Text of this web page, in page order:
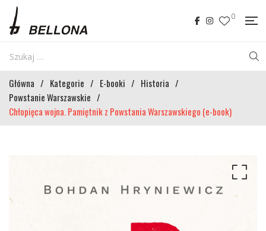
0
Główna / Kategorie / E-booki / Historia /
Powstanie Warszawskie /
Chłopięca wojna. Pamiętnik z Powstania Warszawskiego (e-book)